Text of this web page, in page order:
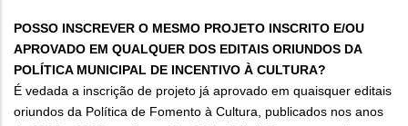
POSSO INSCREVER O MESMO PROJETO INSCRITO E/OU
APROVADO EM QUALQUER DOS EDITAIS ORIUNDOS DA
POLÍTICA MUNICIPAL DE INCENTIVO À CULTURA?
É vedada a inscrição de projeto já aprovado em quaisquer editais
oriundos da Política de Fomento à Cultura, publicados nos anos